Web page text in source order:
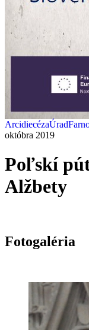
ArcidiecézaÚrad
októbra 2019
Poľskí
Alžbety
Fotogaléria